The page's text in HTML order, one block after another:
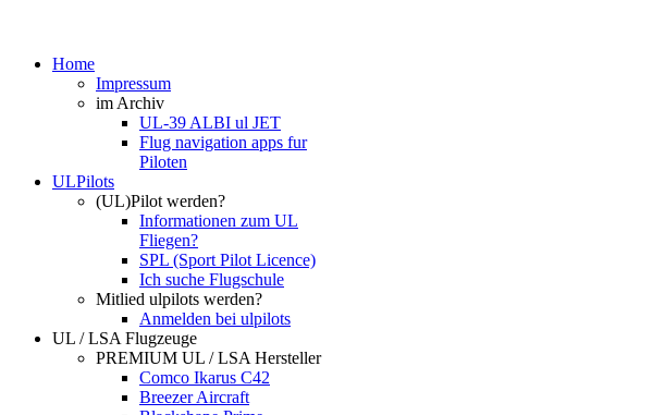
Home
Impressum
im Archiv
UL-39 ALBI ul JET
Flug navigation apps fur
Piloten
ULPilots
(UL)Pilot werden?
Informationen zum UL
Fliegen?
SPL (Sport Pilot Licence)
Ich suche Flugschule
Mitlied ulpilots werden?
Anmelden bei ulpilots
UL / LSA Flugzeuge
PREMIUM UL / LSA Hersteller
Comco Ikarus C42
Breezer Aircraft